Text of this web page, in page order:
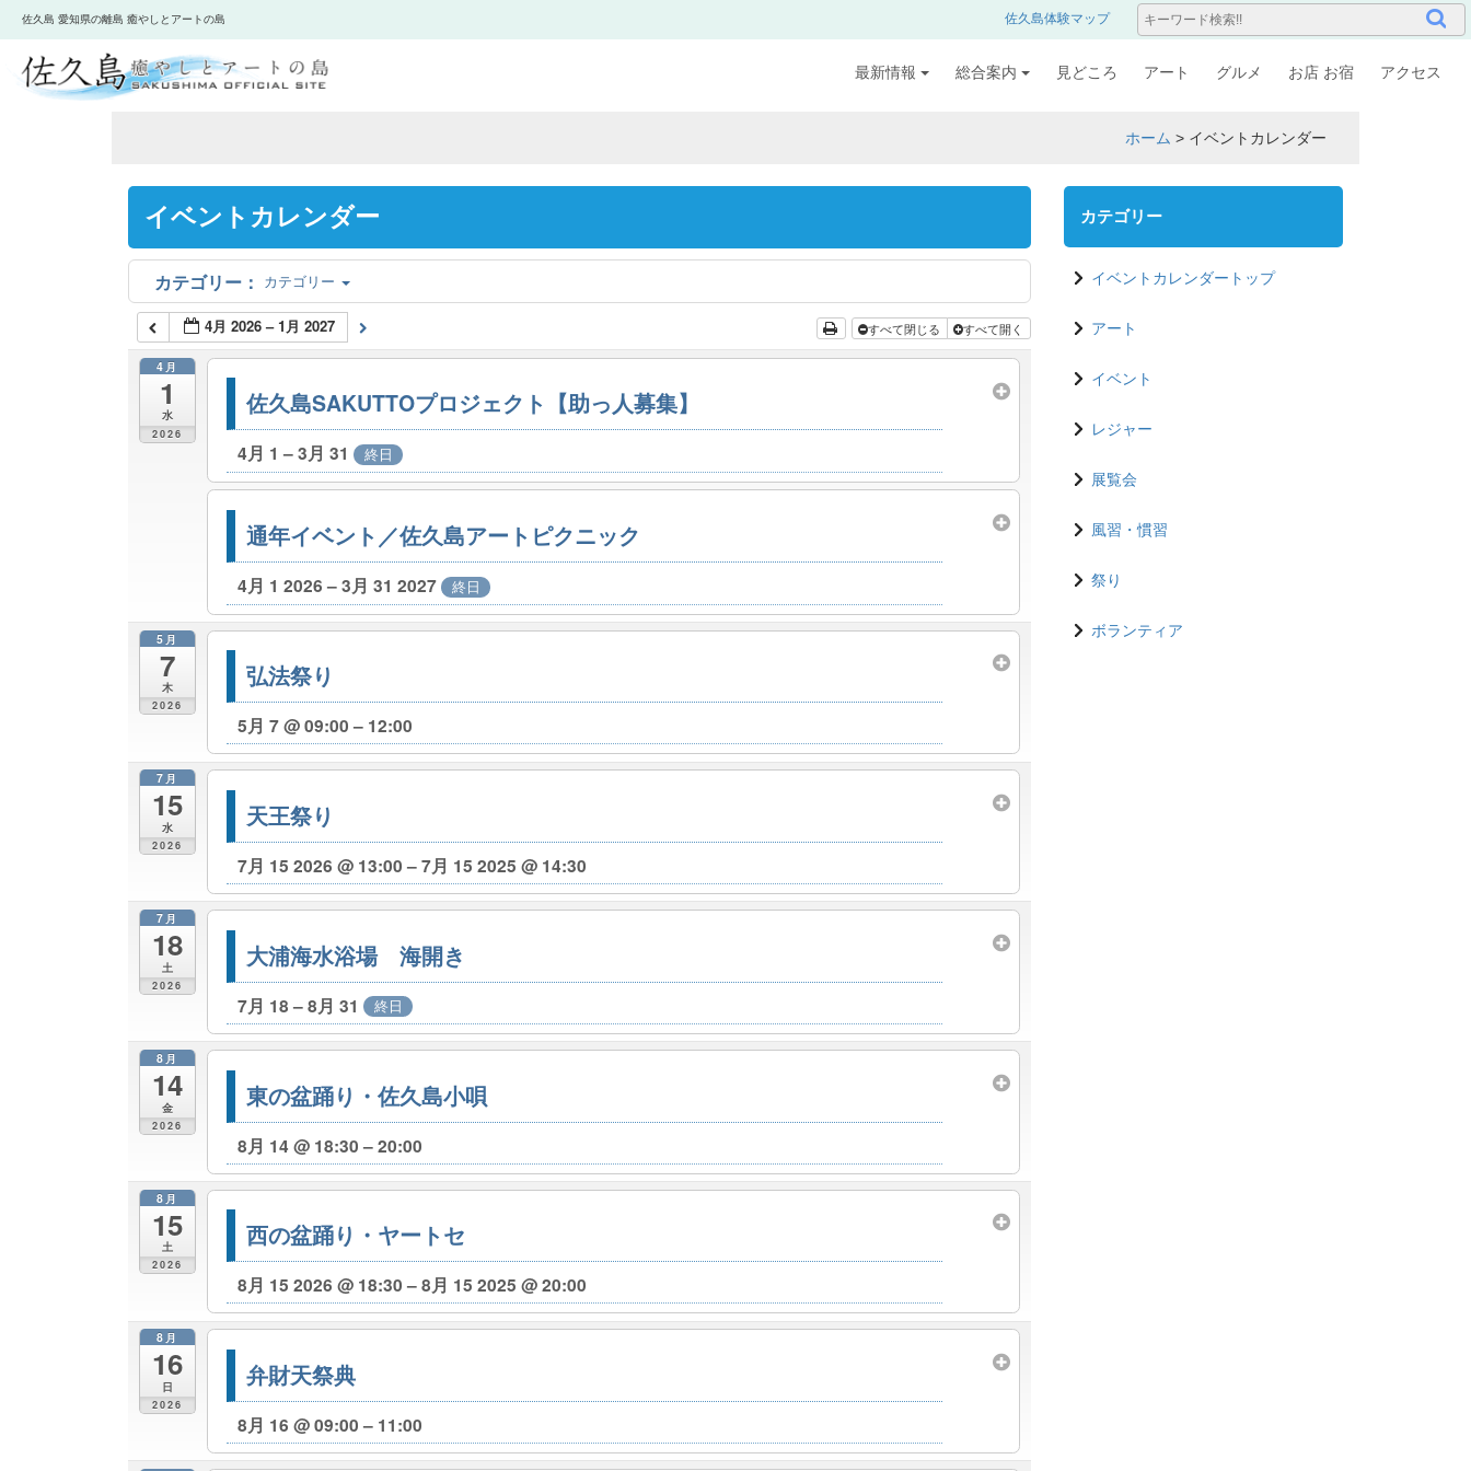
佐久島 愛知県の離島 癒やしとアートの島 佐久島体験マップ
最新情報 総合案内 見どころ アート グルメ お店 お宿 アクセス
ホーム > イベントカレンダー
イベントカレンダー
カテゴリー
4月 2026 – 1月 2027 すべて閉じる すべて開く
4月
1
水
2026
佐久島SAKUTTOプロジェクト【助っ人募集】
4月 1 – 3月 31 終日
通年イベント／佐久島アートピクニック
4月 1 2026 – 3月 31 2027 終日
5月
7
木
2026
弘法祭り
5月 7 @ 09:00 – 12:00
7月
15
水
2026
天王祭り
7月 15 2026 @ 13:00 – 7月 15 2025 @ 14:30
7月
18
土
2026
大浦海水浴場 海開き
7月 18 – 8月 31 終日
8月
14
金
2026
東の盆踊り・佐久島小唄
8月 14 @ 18:30 – 20:00
8月
15
土
2026
西の盆踊り・ヤートセ
8月 15 2026 @ 18:30 – 8月 15 2025 @ 20:00
8月
16
日
2026
弁財天祭典
8月 16 @ 09:00 – 11:00
カテゴリー
イベントカレンダートップ
アート
イベント
レジャー
展覧会
風習・慣習
祭り
ボランティア